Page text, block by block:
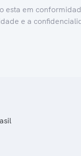
esta em
e a